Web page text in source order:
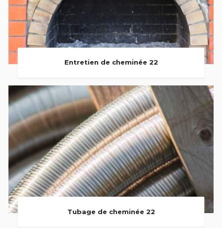
Entretien de cheminée 22
Tubage de cheminée 22